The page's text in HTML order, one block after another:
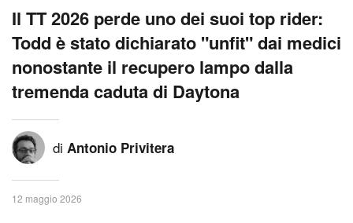
Il TT 2026 perde uno dei suoi top rider:
Todd è stato dichiarato "unfit" dai medici
nonostante il recupero lampo dalla
tremenda caduta di Daytona
di Antonio Privitera
12 maggio 2026